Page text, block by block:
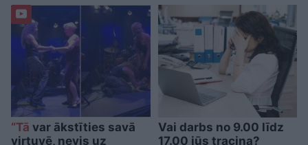
“Tā var ākstīties savā
virtuvē, nevis uz
Vai darbs no 9.00 līdz
17.00 jūs tracina?